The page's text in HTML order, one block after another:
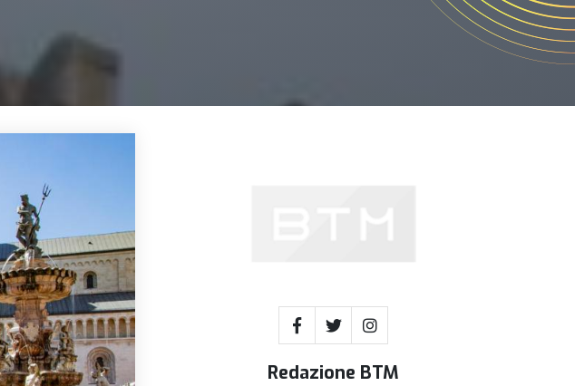
Redazione BTM